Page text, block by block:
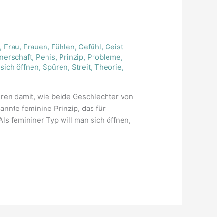
, Frau, Frauen, Fühlen, Gefühl, Geist,
, Penis, Prinzip, Probleme,
sich öffnen, Spüren, Streit,Theorie,
damit, wie beide Geschlechter von
feminine Prinzip, das für
femininer Typ will man sich öffnen,